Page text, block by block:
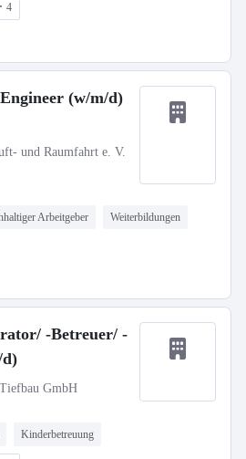
4
(w/m/d)
und Raumfahrt e. V.
Arbeitgeber Weiterbildungen
-Betreuer/ -
GmbH
Kinderbetreuung